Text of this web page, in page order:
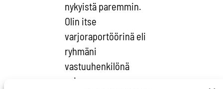
nykyistä paremmin.
Olin itse
varjoraportöörinä eli
ryhmäni
vastuuhenkilönä
asiassa.